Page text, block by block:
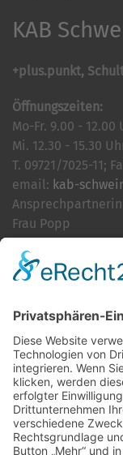
KAB
+plus.punkt,
Öffnungszeiten:
Mo-Fr. 9.00 - 12.00
Mi. 12.30 - 15.30
T. 09721/7025-11;
email: kab-
Frau Popp
Cookie-